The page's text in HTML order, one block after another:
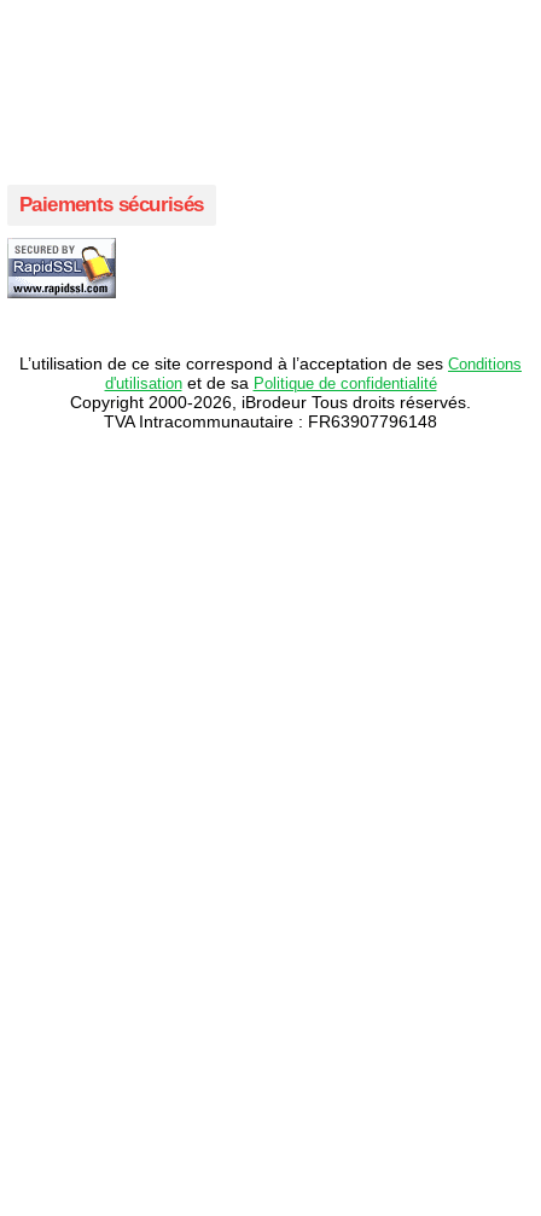
Paiements sécurisés
L’utilisation de ce site correspond à l’acceptation de ses Conditions
d'utilisationet de sa Politique de confidentialité
Copyright 2000-2026, iBrodeur Tous droits réservés.
TVA Intracommunautaire : FR63907796148